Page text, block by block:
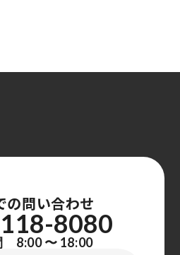
の問い合わせ
8080
8:00 〜 18:00